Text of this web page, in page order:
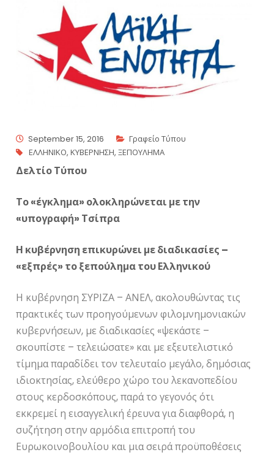
September 15, 2016
Γραφείο Τύπου
ΕΛΛΗΝΙΚΟ,ΚΥΒΕΡΝΗΣΗ,ΞΕΠΟΥΛΗΜΑ
Δελτίο Τύπου
Το «έγκλημα» ολοκληρώνεται με την
«υπογραφή» Τσίπρα
Η κυβέρνηση επικυρώνει με διαδικασίες –
«εξπρές» το ξεπούλημα του Ελληνικού
Η κυβέρνηση ΣΥΡΙΖΑ – ΑΝΕΛ, ακολουθώντας τις
πρακτικές των προηγούμενων φιλομνημονιακών
κυβερνήσεων, με διαδικασίες «ψεκάστε –
σκουπίστε – τελειώσατε» και με εξευτελιστικό
τίμημα παραδίδει τον τελευταίο μεγάλο, δημόσιας
ιδιοκτησίας, ελεύθερο χώρο του λεκανοπεδίου
στους κερδοσκόπους, παρά το γεγονός ότι
εκκρεμεί η εισαγγελική έρευνα για διαφθορά, η
συζήτηση στην αρμόδια επιτροπή του
Ευρωκοινοβουλίου και μια σειρά προϋποθέσεις